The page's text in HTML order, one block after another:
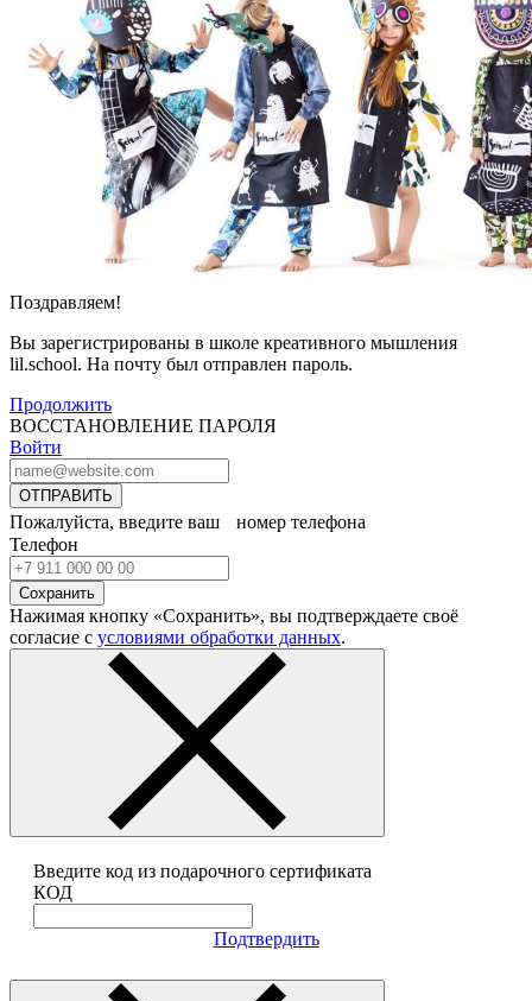
Поздравляем!
Вы зарегистрированы в школе креативного мышления
lil.school. На почту был отправлен пароль.
Продолжить
ВОССТАНОВЛЕНИЕ ПАРОЛЯ
Войти
ОТПРАВИТЬ
Пожалуйста, введите ваш номер телефона
Телефон
Сохранить
Нажимая кнопку «Сохранить», вы подтверждаете своё
согласие с условиями обработки данных.
Введите код из подарочного сертификата
КОД
Подтвердить